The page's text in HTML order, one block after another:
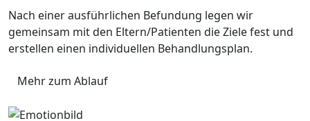
Nach einer ausführlichen Befundung legen wir
gemeinsam mit den Eltern/Patienten die Ziele fest und
erstellen einen individuellen Behandlungsplan.
Mehr zum Ablauf